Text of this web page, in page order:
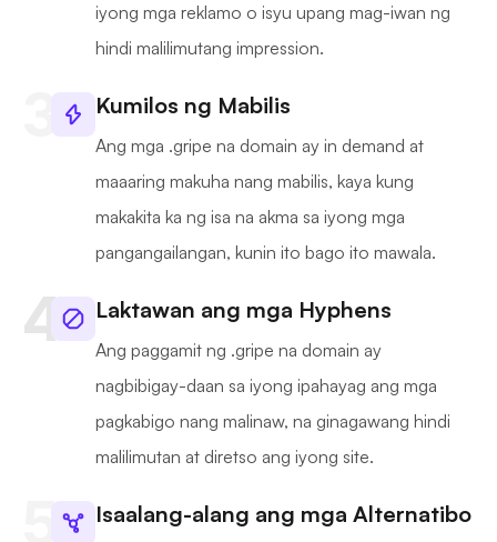
iyong mga reklamo o isyu upang mag-iwan ng
hindi malilimutang impression.
Kumilos ng Mabilis
Ang mga .gripe na domain ay in demand at
maaaring makuha nang mabilis, kaya kung
makakita ka ng isa na akma sa iyong mga
pangangailangan, kunin ito bago ito mawala.
Laktawan ang mga Hyphens
Ang paggamit ng .gripe na domain ay
nagbibigay-daan sa iyong ipahayag ang mga
pagkabigo nang malinaw, na ginagawang hindi
malilimutan at diretso ang iyong site.
Isaalang-alang ang mga Alternatibo